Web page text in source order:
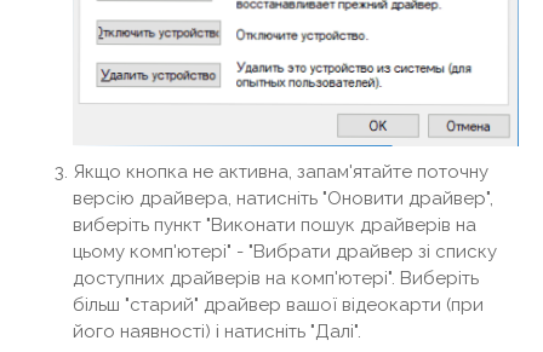
Якщо кнопка не активна, запам'ятайте поточну
версію драйвера, натисніть "Оновити драйвер",
виберіть пункт "Виконати пошук драйверів на
цьому комп'ютері" - "Вибрати драйвер зі списку
доступних драйверів на комп'ютері". Виберіть
більш "старий" драйвер вашої відеокарти (при
його наявності) і натисніть "Далі".